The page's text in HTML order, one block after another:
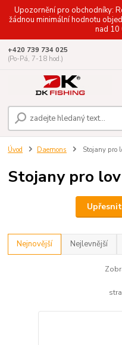
Upozornění pro obchodníky:
žádnou minimální hodnotu
nad 10
+420 739 734 025
(Po-Pá, 7-18 hod.)
Úvod Daemons Stojany pro
Stojany pro
Nejnovější Nejlevnější